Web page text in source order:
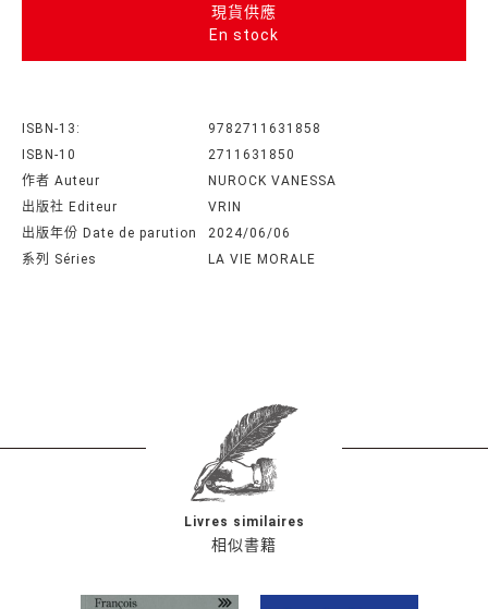
現貨供應
En stock
ISBN-13:
9782711631858
ISBN-10
2711631850
作者 Auteur
NUROCK VANESSA
出版社 Editeur
VRIN
出版年份 Date de parution
2024/06/06
系列 Séries
LA VIE MORALE
相似書籍
Livres similaires